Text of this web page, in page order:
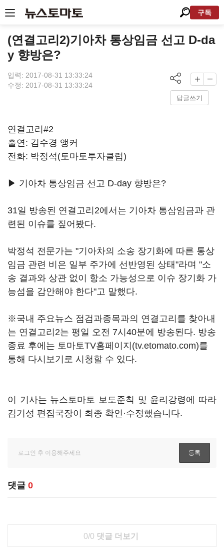
구독
(연결고리2)기아차 통상임금 선고 D-da
y 향방은?
입력: 2017-08-31 13:33:24
수정: 2017-08-31 13:33:24
답글쓰기
연결고리#2
출연: 김수경 앵커
전화: 박정석(토마토투자클럽)
▶ 기아차 통상임금 선고 D-day 향방은?
31일 방송된 연결고리2에서는 기아차 통삼임금과 관
련된 이슈를 짚어봤다.
박정석 전문가는 "기아차의 소송 장기화에 따른 통상
임금 관련 비은 일부 주가에 선반영된 상태"라며 "소
송 결과와 상관 없이 항소 가능성으로 이슈 장기화 가
능섬을 감안해야 한다"고 말했다.
※국내 주요뉴스 점검과종목과의 연결고리를 찾아내
는 연결고리2는 평일 오전 7시40분에 방송된다. 방송
종료 후에는 토마토TV홈페이지(tv.etomato.com)를
통해 다시보기로 시청할 수 있다.
이 기사는 뉴스토마토 보도준칙 및 윤리강령에 따라
김기성 편집국장이 최종 확인·수정했습니다.
댓글 0
0/0 댓글 더보기